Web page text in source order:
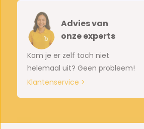
Advies van
onze experts
Kom je er zelf toch niet
helemaal uit? Geen probleem!
Klantenservice >